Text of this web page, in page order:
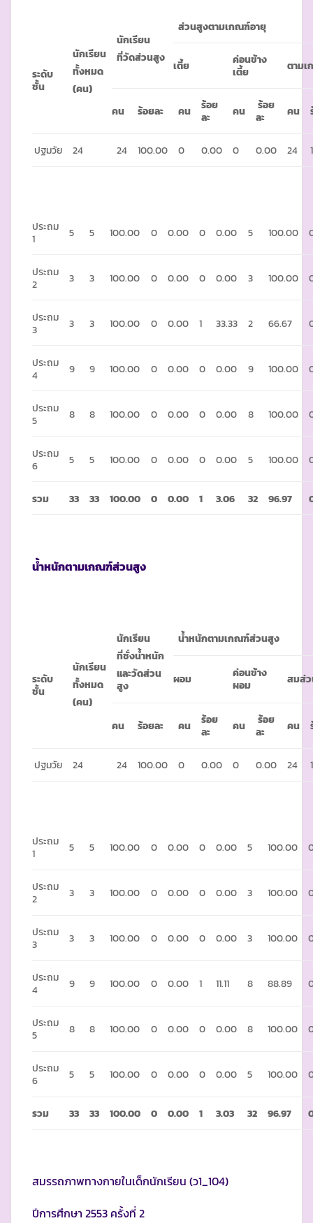
ระดับ
ชั้น
นักเรียน
ทั้งหมด
(คน)
นักเรียน
ที่วัดส่วนสูง
ส่วนสูงตามเกณฑ์อายุ
เตี้ย
ค่อนข้าง
เตี้ย
ตาม
คน ร้อยละ คน
ร้อย
ละ
คน
ร้อย
ละ
คน
ปฐมวัย 24 24 100.00 0 0.00 0 0.00 24
ประถม
1
5 5 100.00 0 0.00 0 0.00 5 100.00
ประถม
2
3 3 100.00 0 0.00 0 0.00 3 100.00
ประถม
3
3 3 100.00 0 0.00 1 33.33 2 66.67
ประถม
4
9 9 100.00 0 0.00 0 0.00 9 100.00
ประถม
5
8 8 100.00 0 0.00 0 0.00 8 100.00
ประถม
6
5 5 100.00 0 0.00 0 0.00 5 100.00
รวม 33 33 100.00 0 0.00 1 3.06 32 96.97
น้ำหนักตามเกณฑ์ส่วนสูง
ระดับ
ชั้น
นักเรียน
ทั้งหมด
(คน)
นักเรียน
ที่ชั่งน้ำหนัก
และวัดส่วน
สูง
น้ำหนักตามเกณฑ์ส่วนสูง
ผอม
ค่อนข้าง
ผอม
สมส่
คน ร้อยละ คน
ร้อย
ละ
คน
ร้อย
ละ
คน
ปฐมวัย 24 24 100.00 0 0.00 0 0.00 24
ประถม
1
5 5 100.00 0 0.00 0 0.00 5 100.00
ประถม
2
3 3 100.00 0 0.00 0 0.00 3 100.00
ประถม
3
3 3 100.00 0 0.00 0 0.00 3 100.00
ประถม
4
9 9 100.00 0 0.00 1 11.11 8 88.89
ประถม
5
8 8 100.00 0 0.00 0 0.00 8 100.00
ประถม
6
5 5 100.00 0 0.00 0 0.00 5 100.00
รวม 33 33 100.00 0 0.00 1 3.03 32 96.97
สมรรถภาพทางกายในเด็กนักเรียน (ว1_104)
ปีการศึกษา 2553 ครั้งที่ 2